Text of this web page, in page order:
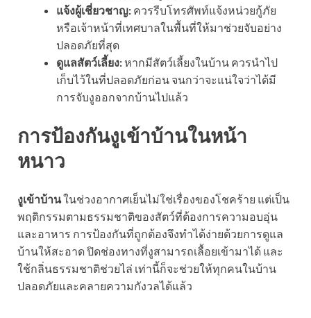
แจ้งผู้เชี่ยวชาญ: ควรรีบโทรศัพท์แจ้งหน่วยกู้ภัย
หรือเจ้าหน้าที่เทศบาลในพื้นที่ให้มาช่วยจับอย่าง
ปลอดภัยที่สุด
ดูแลสัตว์เลี้ยง:หากมีสัตว์เลี้ยงในบ้าน ควรนำไป
เก็บไว้ในที่ปลอดภัยก่อน จนกว่าจะแน่ใจว่าได้มี
การจับงูออกจากบ้านไปแล้ว
การป้องกันงูเข้าบ้านในหน้า
หนาว
งูเข้าบ้านในช่วงอากาศเย็นไม่ใช่เรื่องของโชคร้าย แต่เป็น
พฤติกรรมตามธรรมชาติของสัตว์ที่ต้องการความอบอุ่น
และอาหาร การป้องกันที่ถูกต้องจึงทำได้ง่ายด้วยการดูแล
บ้านให้สะอาด ปิดช่องทางที่งูสามารถเลื้อยเข้ามาได้ และ
ใช้กลิ่นธรรมชาติช่วยไล่ เท่านี้ก็จะช่วยให้ทุกคนในบ้าน
ปลอดภัยและคลายความกังวลได้แล้ว